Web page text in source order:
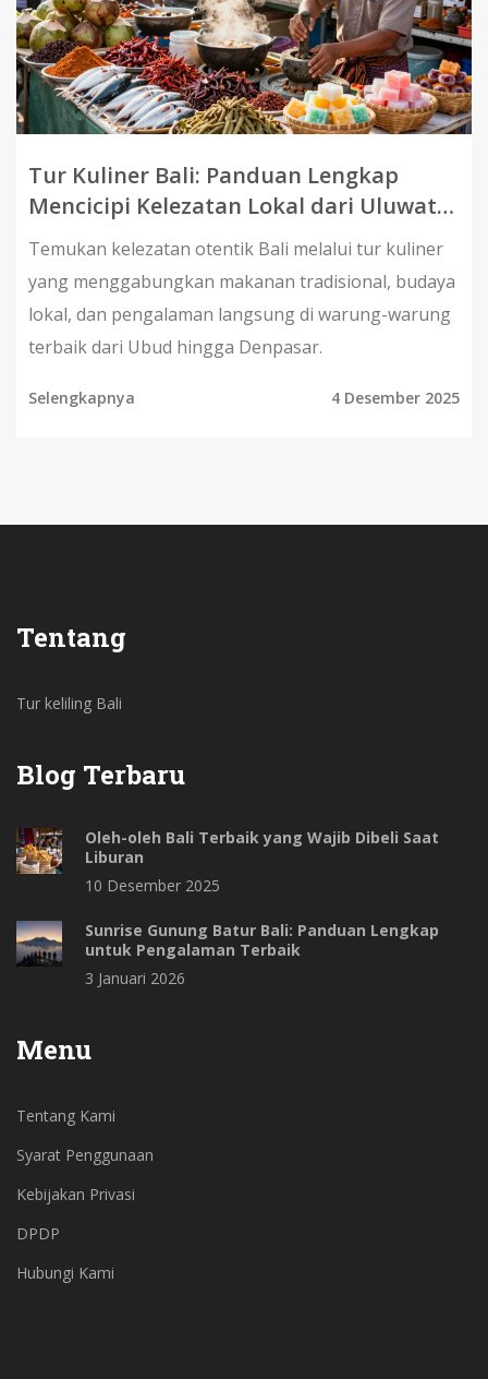
Tur Kuliner Bali: Panduan Lengkap
Mencicipi Kelezatan Lokal dari Uluwatu
hingga Ubud
Temukan kelezatan otentik Bali melalui tur kuliner
yang menggabungkan makanan tradisional, budaya
lokal, dan pengalaman langsung di warung-warung
terbaik dari Ubud hingga Denpasar.
Selengkapnya 4 Desember 2025
Tentang
Tur keliling Bali
Blog Terbaru
Oleh-oleh Bali Terbaik yang Wajib Dibeli Saat
Liburan
10 Desember 2025
Sunrise Gunung Batur Bali: Panduan Lengkap
untuk Pengalaman Terbaik
3 Januari 2026
Menu
Tentang Kami
Syarat Penggunaan
Kebijakan Privasi
DPDP
Hubungi Kami